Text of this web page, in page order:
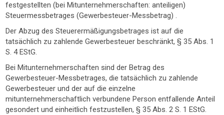
festgestellten (bei Mitunternehmerschaften: anteiligen)
Steuermessbetrages (Gewerbesteuer-Messbetrag) .
Der Abzug des Steuerermäßigungsbetrages ist auf die
tatsächlich zu zahlende Gewerbesteuer beschränkt, § 35 Abs. 1
S. 4 EStG.
Bei Mitunternehmerschaften sind der Betrag des
Gewerbesteuer-Messbetrages, die tatsächlich zu zahlende
Gewerbesteuer und der auf die einzelne
mitunternehmerschaftlich verbundene Person entfallende Anteil
gesondert und einheitlich festzustellen, § 35 Abs. 2 S. 1 EStG.